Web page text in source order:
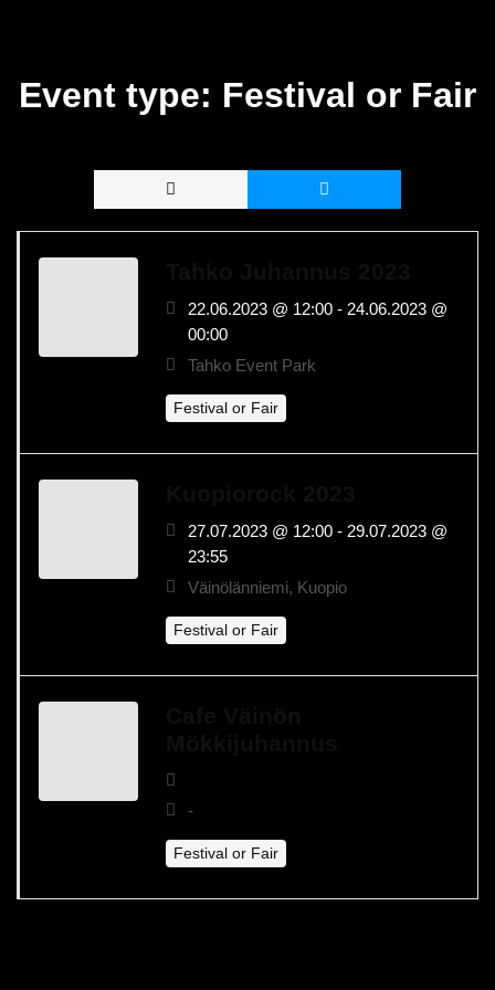
Event type: Festival or Fair
22.06.2023 @ 12:00 - 24.06.2023 @
00:00
Tahko Event Park
Festival or Fair
27.07.2023 @ 12:00 - 29.07.2023 @
23:55
Väinölänniemi, Kuopio
Festival or Fair
-
Festival or Fair